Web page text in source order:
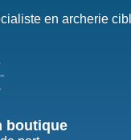
en archerie
boutique